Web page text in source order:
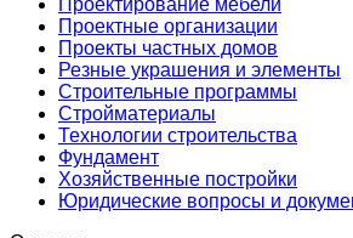
Проектные организации
Проекты частных домов
Резные украшения и элементы
Строительные программы
Стройматериалы
Технологии строительства
Фундамент
Хозяйственные постройки
Юридические вопросы и